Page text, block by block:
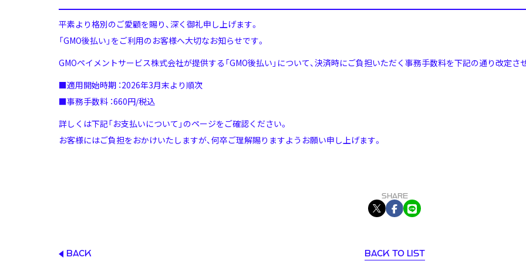
平素より格別のご愛顧を賜り、深く御礼申し上げます。
「GMO後払い」をご利用のお客様へ大切なお知らせです。
GMOペイメントサービス株式会社が提供する「GMO後払い」について、決済時にご負担いただく事務手数料を下記の通り改定さ
■適用開始時期 ：2026年3月末より順次
■事務手数料 ：660円/税込
詳しくは下記「お支払いについて」のページをご確認ください。
お客様にはご負担をおかけいたしますが、何卒ご理解賜りますようお願い申し上げます。
BACK BACK TO LIST